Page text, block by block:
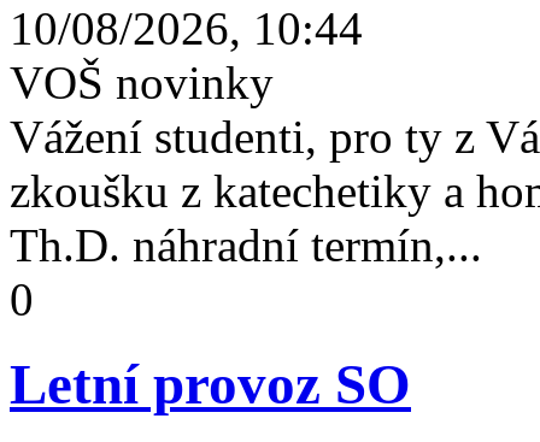
10/08/2026, 10:44
VOŠ novinky
Vážení studenti, pro ty z
zkoušku z katechetiky a
Th.D. náhradní termín,...
0
Letní provoz SO